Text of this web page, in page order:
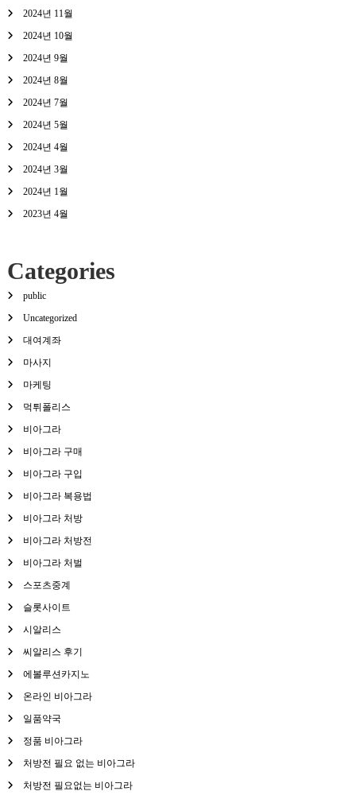
2024년 11월
2024년 10월
2024년 9월
2024년 8월
2024년 7월
2024년 5월
2024년 4월
2024년 3월
2024년 1월
2023년 4월
Categories
public
Uncategorized
대여계좌
마사지
마케팅
먹튀폴리스
비아그라
비아그라 구매
비아그라 구입
비아그라 복용법
비아그라 처방
비아그라 처방전
비아그라 처벌
스포츠중계
슬롯사이트
시알리스
씨알리스 후기
에볼루션카지노
온라인 비아그라
일품약국
정품 비아그라
처방전 필요 없는 비아그라
처방전 필요없는 비아그라